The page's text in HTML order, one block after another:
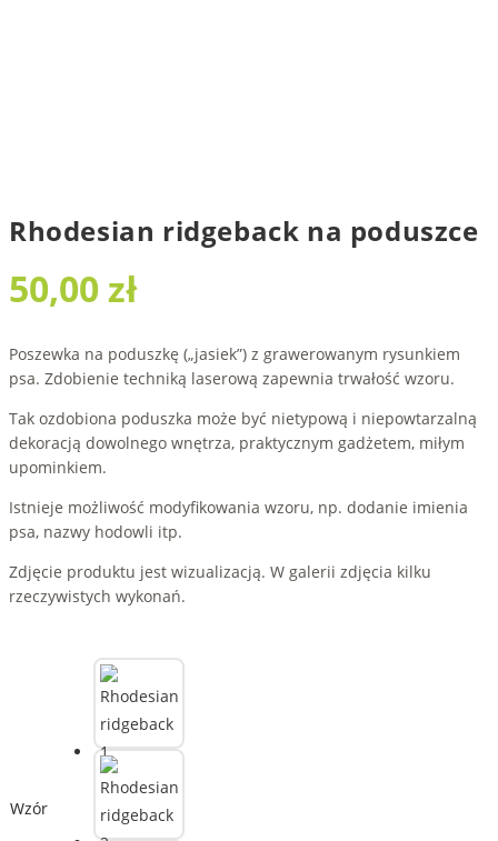
Rhodesian ridgeback na poduszce
50,00 zł
Poszewka na poduszkę („jasiek”) z grawerowanym rysunkiem
psa. Zdobienie techniką laserową zapewnia trwałość wzoru.
Tak ozdobiona poduszka może być nietypową i niepowtarzalną
dekoracją dowolnego wnętrza, praktycznym gadżetem, miłym
upominkiem.
Istnieje możliwość modyfikowania wzoru, np. dodanie imienia
psa, nazwy hodowli itp.
Zdjęcie produktu jest wizualizacją. W galerii zdjęcia kilku
rzeczywistych wykonań.
Wzór